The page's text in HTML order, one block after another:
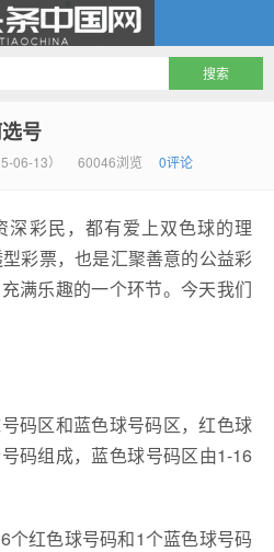
号
06-13） 60046浏览 0评论
深彩民，都有爱上双色球的理
彩票，也是汇聚善意的公益彩
满乐趣的一个环节。今天我们
码区和蓝色球号码区，红色球
码组成，蓝色球号码区由1-16
个红色球号码和1个蓝色球号码